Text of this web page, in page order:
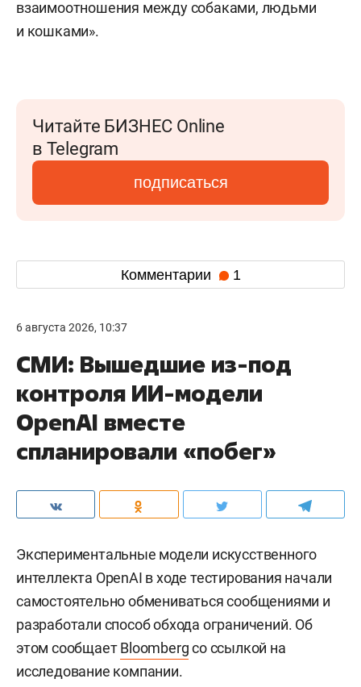
взаимоотношения между собаками, людьми
и кошками».
Читайте БИЗНЕС Online
в Telegram
подписаться
Комментарии 1
6 августа 2026, 10:37
СМИ: Вышедшие из-под
контроля ИИ-модели
OpenAI вместе
спланировали «побег»
Экспериментальные модели искусственного
интеллекта OpenAI в ходе тестирования начали
самостоятельно обмениваться сообщениями и
разработали способ обхода ограничений. Об
этом сообщаетBloombergсо ссылкой на
исследование компании.